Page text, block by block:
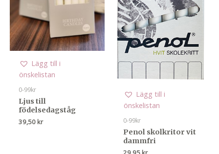
Lägg till i
önskelistan
0-99kr
Ljus till
födelsedagståg
39,50 kr
Lägg till i
önskelistan
0-99kr
Penol skolkritor vit
dammfri